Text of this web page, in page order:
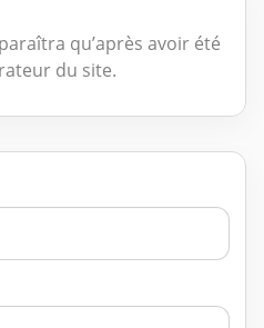
qu’après avoir été
du site.